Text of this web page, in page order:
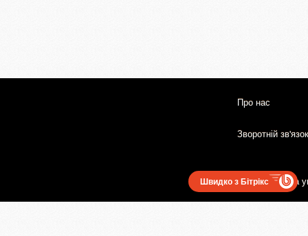
Про нас
Зворотній зв'язок
Користувацька
Швидко з Бітрікс